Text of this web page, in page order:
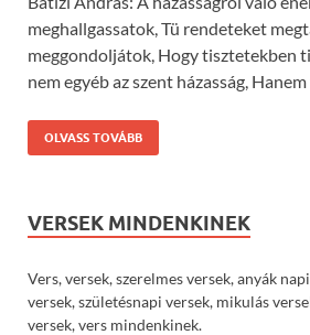
meghallgassatok, Tü rendeteket
meggondoljátok, Hogy tisztetekben
nem egyéb az szent házasság, Hanem
OLVASS TOVÁBB
VERSEK MINDENKINEK
Vers, versek, szerelmes versek, anyák
versek, születésnapi versek, mikulás
versek, vers mindenkinek.